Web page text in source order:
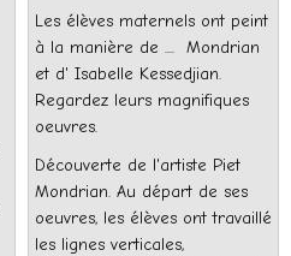
Les élèves maternels ont peint
à la manière de .... Mondrian
et d' Isabelle Kessedjian.
Regardez leurs magnifiques
oeuvres.
Découverte de l'artiste Piet
Mondrian. Au départ de ses
oeuvres, les élèves ont travaillé
les lignes verticales,